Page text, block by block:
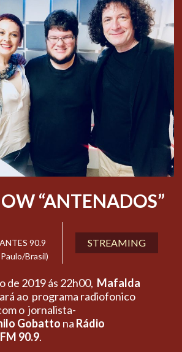
“ANTENADOS”
90.9
Brasil)
STREAMING
de 2019 ás 22h00, Mafalda
ao programa radiofonico
o jornalista-
Gobatto na Rádio
90.9.